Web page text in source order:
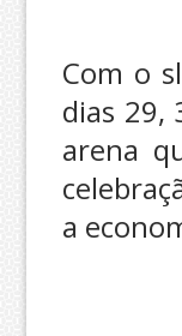
Com o
dias 29,
arena
a